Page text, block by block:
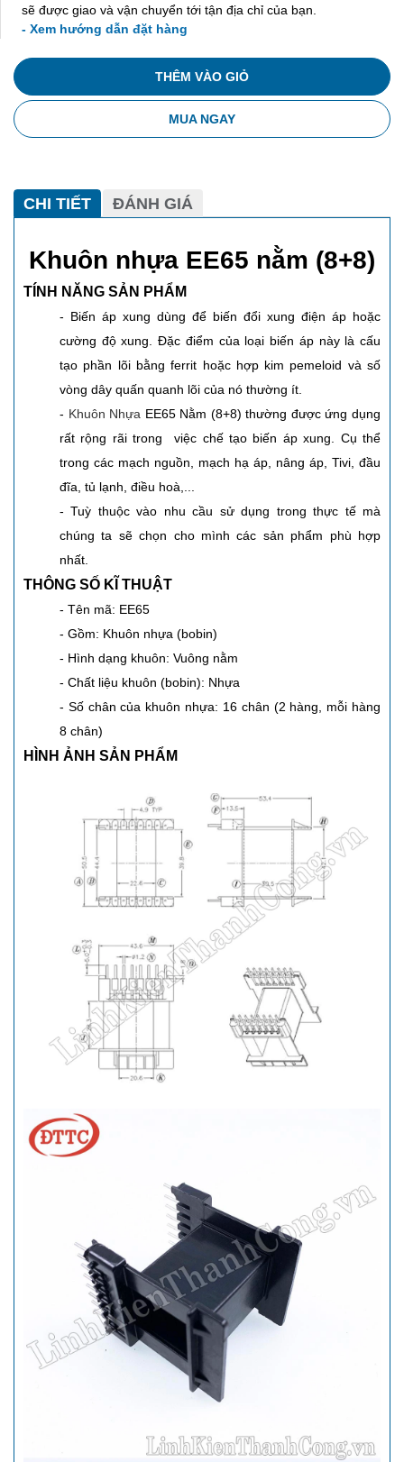
sẽ được giao và vận chuyển tới tận địa chỉ của bạn.
- Xem hướng dẫn đặt hàng
THÊM VÀO GIỎ
MUA NGAY
CHI TIẾT ĐÁNH GIÁ
Khuôn nhựa EE65 nằm (8+8)
TÍNH NĂNG SẢN PHẨM
- Biến áp xung dùng để biến đổi xung điện áp hoặc
cường độ xung. Đặc điểm của loại biến áp này là cấu
tạo phần lõi bằng ferrit hoặc hợp kim pemeloid và số
vòng dây quấn quanh lõi của nó thường ít.
- Khuôn Nhựa EE65 Nằm (8+8) thường được ứng dụng
rất rộng rãi trong việc chế tạo biến áp xung. Cụ thể
trong các mạch nguồn, mạch hạ áp, nâng áp, Tivi, đầu
đĩa, tủ lạnh, điều hoà,...
- Tuỳ thuộc vào nhu cầu sử dụng trong thực tế mà
chúng ta sẽ chọn cho mình các sản phẩm phù hợp
nhất.
THÔNG SỐ KĨ THUẬT
- Tên mã: EE65
- Gồm: Khuôn nhựa (bobin)
- Hình dạng khuôn: Vuông nằm
- Chất liệu khuôn (bobin): Nhựa
- Số chân của khuôn nhựa: 16 chân (2 hàng, mỗi hàng
8 chân)
HÌNH ẢNH SẢN PHẨM